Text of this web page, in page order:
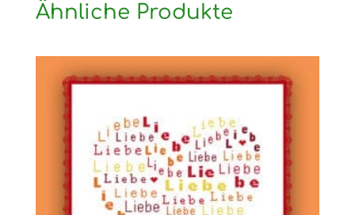
Ähnliche Produkte